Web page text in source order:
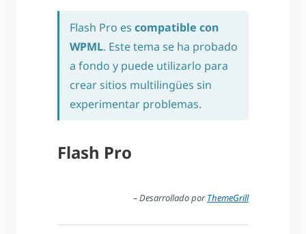
Flash Pro es compatible con
WPML. Este tema se ha probado
a fondo y puede utilizarlo para
crear sitios multilingües sin
experimentar problemas.
Flash Pro
– Desarrollado porThemeGrill